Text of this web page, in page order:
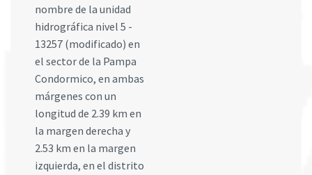
nombre de la unidad
hidrográfica nivel 5 -
13257 (modificado) en
el sector de la Pampa
Condormico, en ambas
márgenes con un
longitud de 2.39 km en
la margen derecha y
2.53 km en la margen
izquierda, en el distrito